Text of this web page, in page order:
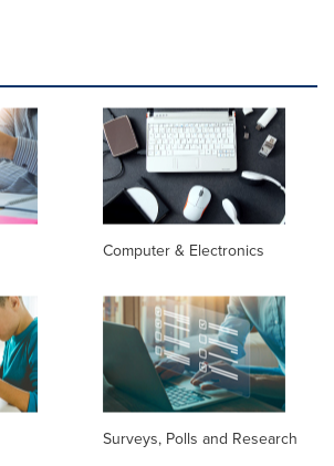
Computer & Electronics
Surveys, Polls and Research